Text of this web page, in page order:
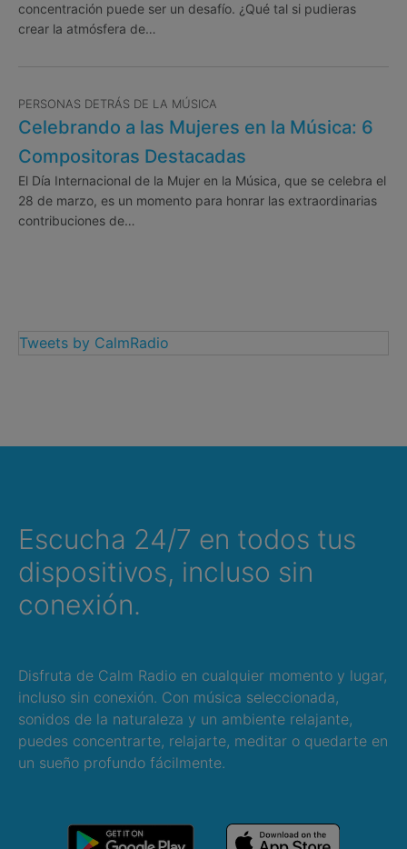
concentración puede ser un desafío. ¿Qué tal si pudieras
crear la atmósfera de…
PERSONAS DETRÁS DE LA MÚSICA
Celebrando a las Mujeres en la Música: 6
Compositoras Destacadas
El Día Internacional de la Mujer en la Música, que se celebra el
28 de marzo, es un momento para honrar las extraordinarias
contribuciones de…
Tweets by CalmRadio
Escucha 24/7 en todos tus
dispositivos, incluso sin
conexión.
Disfruta de Calm Radio en cualquier momento y lugar,
incluso sin conexión. Con música seleccionada,
sonidos de la naturaleza y un ambiente relajante,
puedes concentrarte, relajarte, meditar o quedarte en
un sueño profundo fácilmente.